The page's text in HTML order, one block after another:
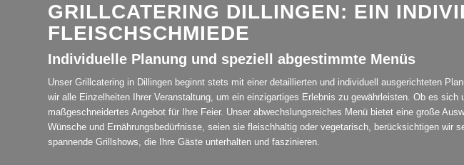
GRILLCATERING DILLINGEN: EIN
FLEISCHSCHMIEDE
Individuelle Planung und speziell abgestimmte Menüs
Unser Grillcatering in Dillingen beginnt stets mit einer detaillierten und individuell ausgerichteten
wir alle Einzelheiten Ihrer Veranstaltung, um ein einzigartiges Erlebnis zu gewährleisten. Ob es
maßgeschneidertes Angebot für Ihre Feier. Unser abwechslungsreiches Menü bietet eine große
Wünsche und Ernährungsbedürfnisse, seien sie fleischhaltig oder vegetarisch, berücksichtigen
spannende Grillshows, die Ihre Gäste unterhalten und faszinieren.